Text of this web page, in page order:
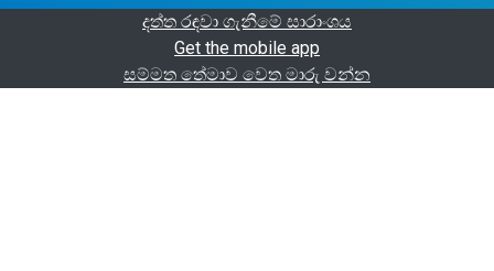
දත්ත රඳවා ගැනීමේ සාරාංශය
Get the mobile app
සම්මත තේමාව වෙත මාරු වන්න